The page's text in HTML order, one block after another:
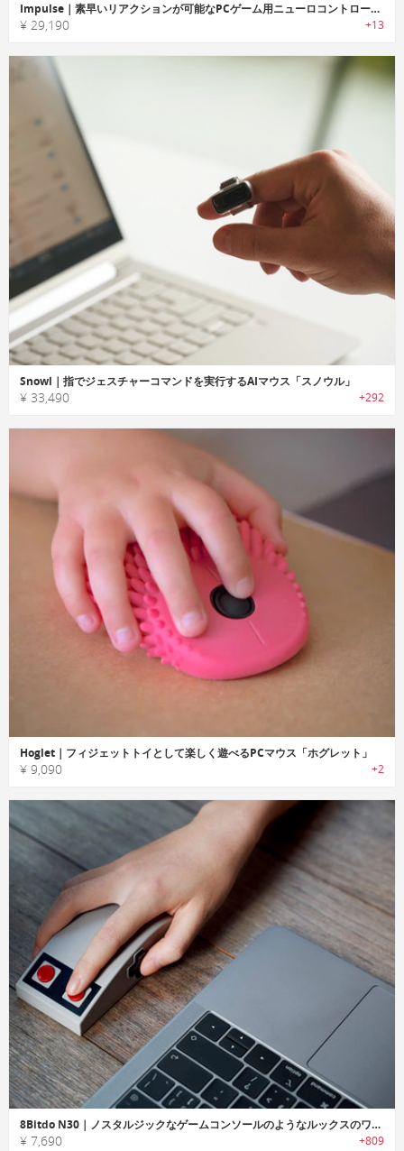
Impulse｜素早いリアクションが可能なPCゲーム用ニューロコントローラー「インパルス」
¥ 29,190 +13
Snowl｜指でジェスチャーコマンドを実行するAIマウス「スノウル」
¥ 33,490 +292
Hoglet｜フィジェットトイとして楽しく遊べるPCマウス「ホグレット」
¥ 9,090 +2
8Bitdo N30｜ノスタルジックなゲームコンソールのようなルックスのワイヤレスマウス
¥ 7,690 +809